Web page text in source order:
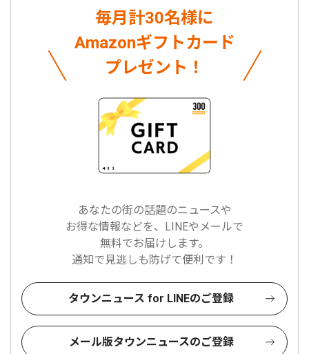
毎月計30名様に
Amazonギフトカード
プレゼント！
あなたの街の話題のニュースや
お得な情報などを、LINEやメールで
無料でお届けします。
通知で見逃しも防げて便利です！
タウンニュース for LINEのご登録
メール版タウンニュースのご登録